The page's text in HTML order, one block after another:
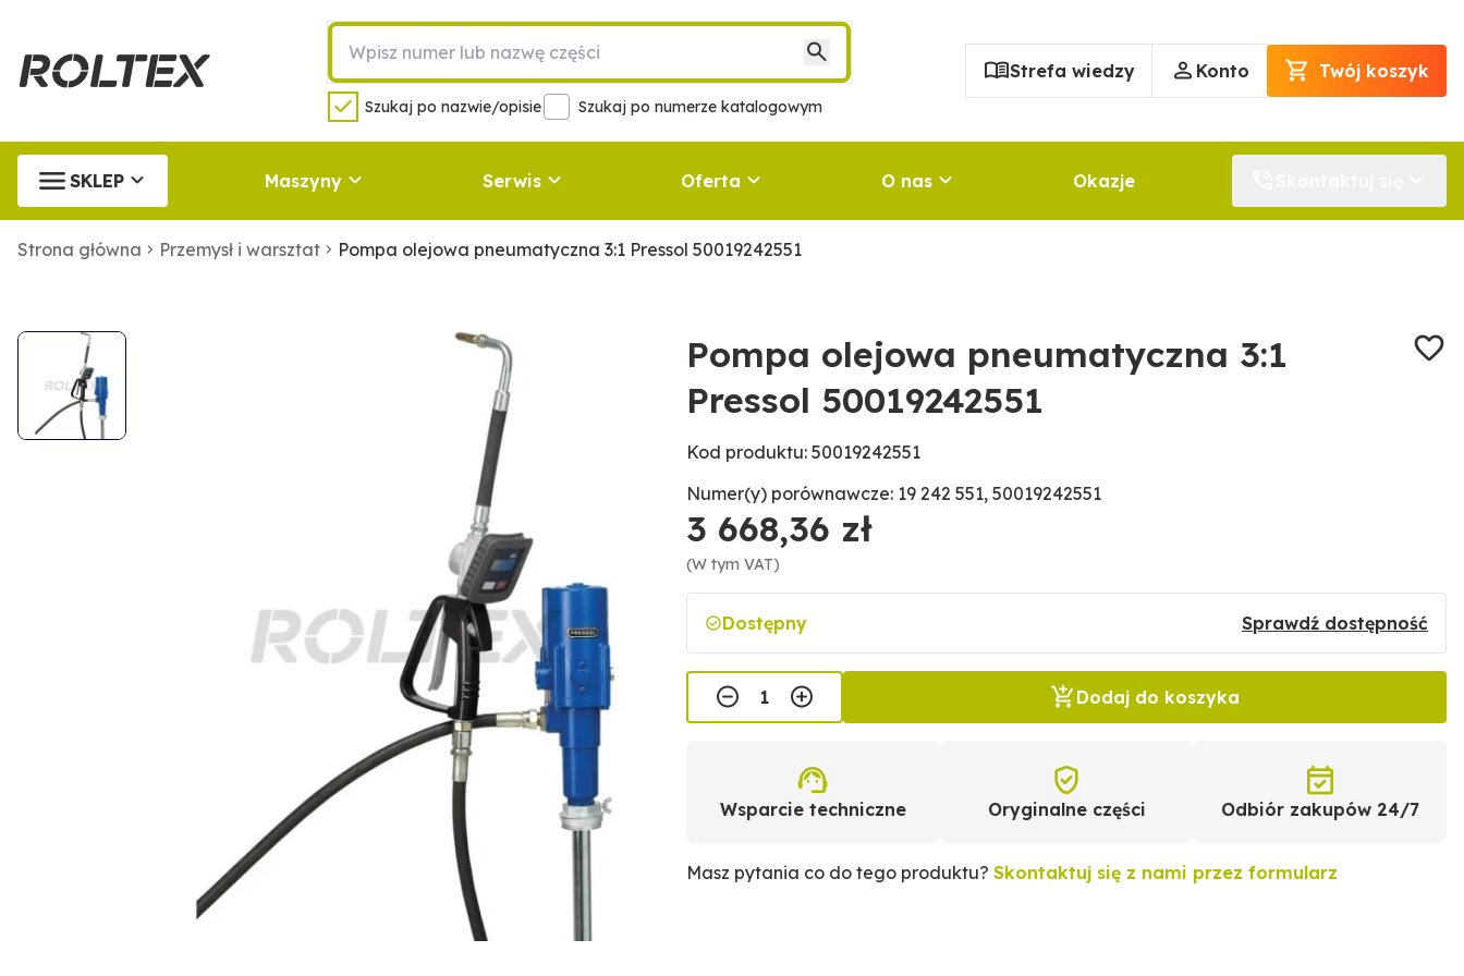
Szukaj po nazwie/opisie Szukaj po numerze katalogowym
Strefa wiedzy Konto Twój koszyk
SKLEP Maszyny Serwis Oferta O nas Okazje
Strona główna Przemysł i warsztat Pompa olejowa pneumatyczna 3:1 Pressol 50019242551
Pompa olejowa pneumatyczna 3:1
Pressol 50019242551
Kod produktu: 50019242551
Numer(y) porównawcze: 19 242 551, 50019242551
3 668,36 zł
(W tym VAT)
Dostępny Sprawdź dostępność
Dodaj do koszyka
Wsparcie techniczne Oryginalne części Odbiór zakupów 24/7
Masz pytania co do tego produktu?Skontaktuj się z nami przez formularz